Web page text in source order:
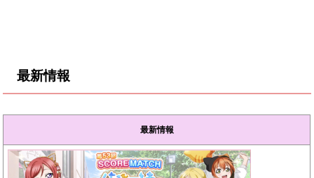
最新情報
最新情報